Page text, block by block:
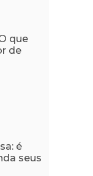
que
de
é
seus